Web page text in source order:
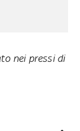
nei pressi di